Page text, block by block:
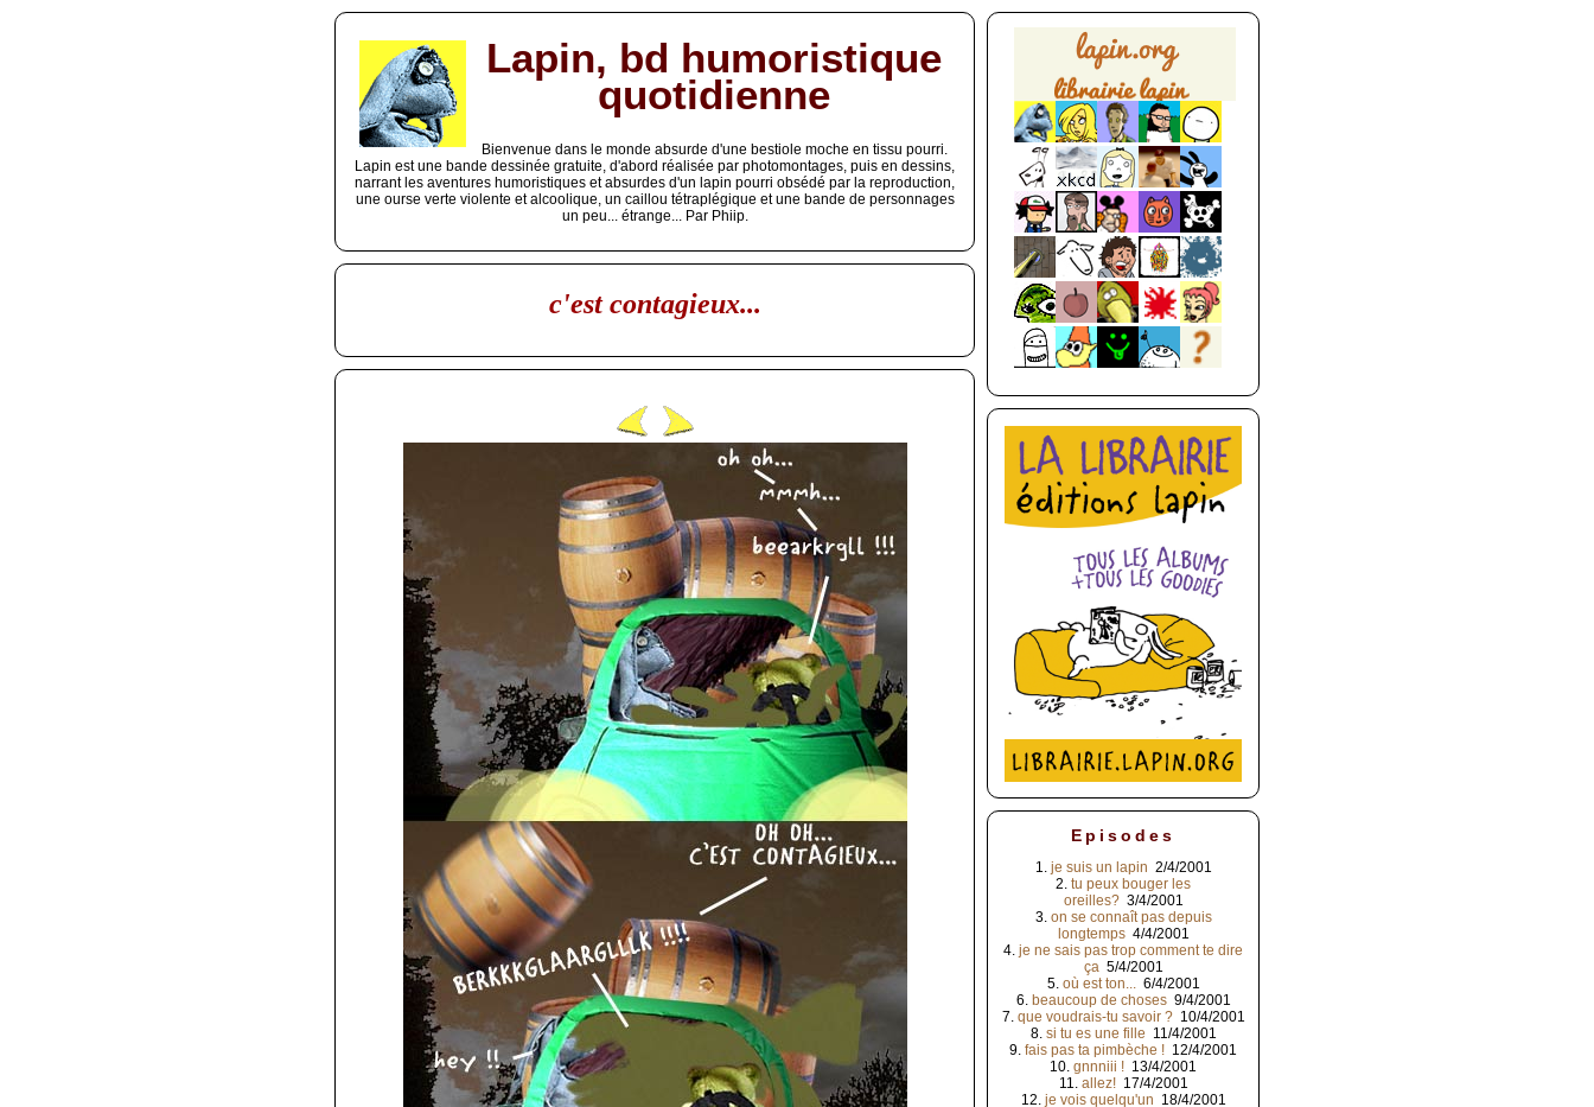
Lapin, bd humoristique
quotidienne
Bienvenue dans le monde absurde d'une bestiole moche en tissu pourri.
Lapin est une bande dessinée gratuite, d'abord réalisée par photomontages, puis en dessins,
narrant les aventures humoristiques et absurdes d'un lapin pourri obsédé par la reproduction,
une ourse verte violente et alcoolique, un caillou tétraplégique et une bande de personnages
un peu... étrange... Par Phiip.
c'est contagieux...
Episodes
1. je suis un lapin 2/4/2001
2. tu peux bouger les
oreilles?3/4/2001
3. on se connaît pas depuis
longtemps4/4/2001
4. je ne sais pas trop comment te dire
ça5/4/2001
5. où est ton...6/4/2001
6. beaucoup de choses9/4/2001
7. que voudrais-tu savoir ?10/4/2001
8. si tu es une fille 11/4/2001
9. fais pas ta pimbèche ! 12/4/2001
10. gnnniii ! 13/4/2001
11. allez!17/4/2001
12. je vois quelqu'un 18/4/2001